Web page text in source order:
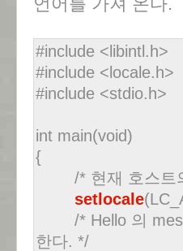
#include <libintl.h>
#include <locale.h>
#include <stdio.h>
int main(void)
{
/* 현재 호스트의
setlocale
/* Hello 의
한다. */